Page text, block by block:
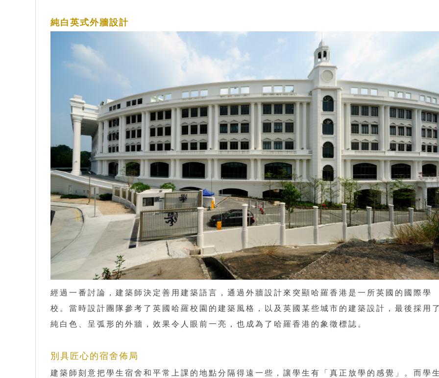
純白英式外牆設計
經過一番討論，建築師決定善用建築語言，通過外牆設計來突顯哈羅香港是一所英國的國際學
校。當時設計團隊參考了英國哈羅校園的建築風格，以及英國某些城市的建築設計，最後採用
純白色、呈弧形的外牆，效果令人眼前一亮，也成為了哈羅香港的象徵標誌。
別具匠心的宿舍佈局
建築師刻意把學生宿舍和平常上課的地點分隔得遠一些，讓學生有「真正放學的感覺」。而學